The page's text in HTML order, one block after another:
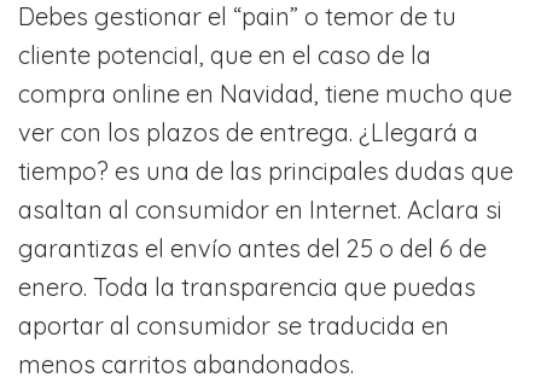
Debes gestionar el “pain” o temor de tu
cliente potencial, que en el caso de la
compra online en Navidad, tiene mucho que
ver con los plazos de entrega. ¿Llegará a
tiempo? es una de las principales dudas que
asaltan al consumidor en Internet. Aclara si
garantizas el envío antes del 25 o del 6 de
enero. Toda la transparencia que puedas
aportar al consumidor se traducida en
menos carritos abandonados.